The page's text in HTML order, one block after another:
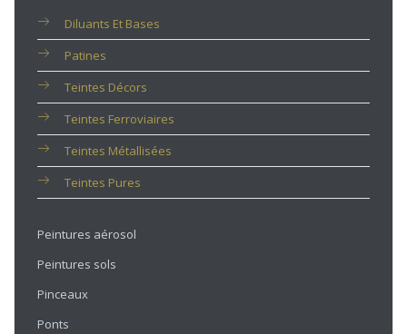
Diluants Et Bases
Patines
Teintes Décors
Teintes Ferroviaires
Teintes Métallisées
Teintes Pures
Peintures aérosol
Peintures sols
Pinceaux
Ponts